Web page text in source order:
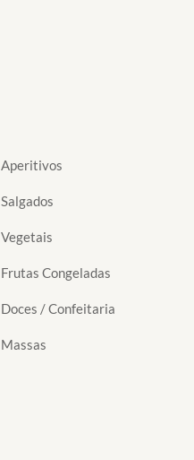
Aperitivos
Salgados
Vegetais
Frutas Congeladas
Doces / Confeitaria
Massas